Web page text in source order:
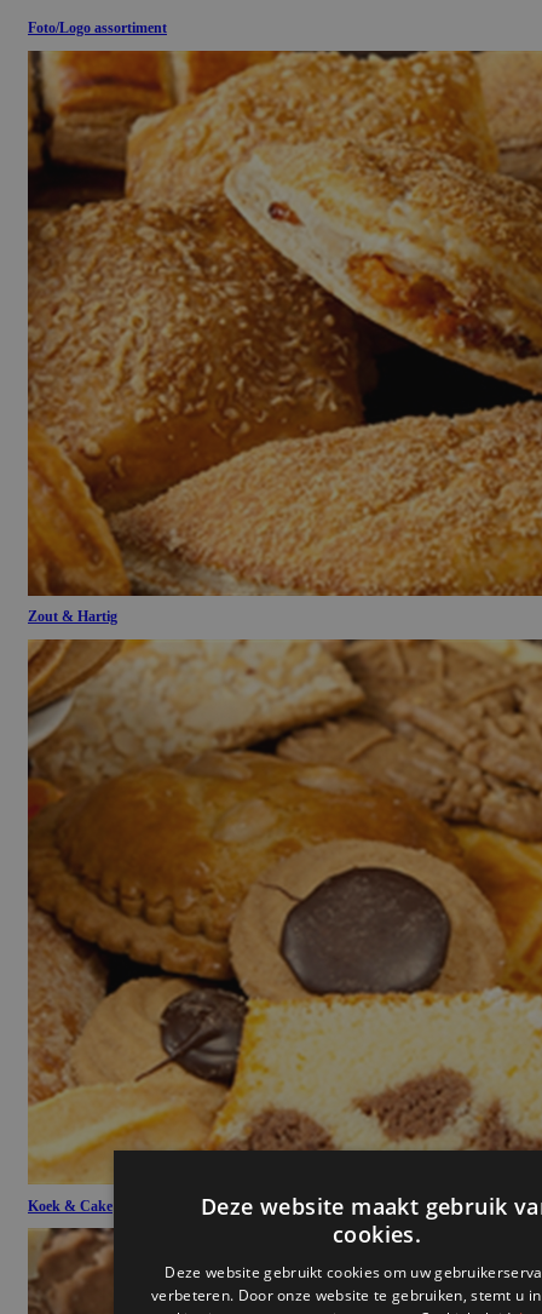
Foto/Logo assortiment
Zout & Hartig
Koek & Cake